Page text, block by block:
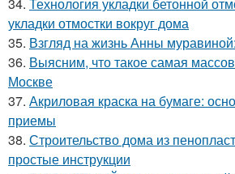
укладки отмостки вокруг дома
35. Взгляд на жизнь Анны
36. Выясним, что такое самая
Москве
37. Акриловая краска на бумаге:
приемы
38. Строительство дома из
простые инструкции